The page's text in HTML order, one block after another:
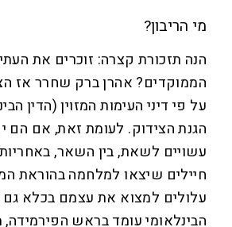
מי הריבון?
הנה תזכורת קצרה: זוכרים את
הממוקדים? אהרן ברק שחרר אז
על פי דיני העימות המזוין (הדין
הגנת הצידוק. לעומת זאת, אם הם
עשויים לשאת, בין השאר,
חיילים שיצאו למלחמה בהוראת
עלולים למצוא את עצמם בכלא גם
הבינלאומי עומד בראש